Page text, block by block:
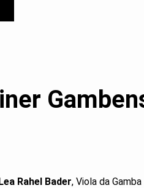
Rahel Bader, Viola da Gamba